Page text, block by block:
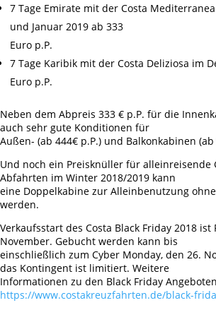
7 Tage Emirate mit der Costa
und Januar 2019 ab 333
Euro p.P.
7 Tage Karibik mit der Costa Deliziosa im
Euro p.P.
Neben dem Abpreis 333 € p.P. für die
auch sehr gute Konditionen für
Außen- (ab 444€ p.P.) und Balkonkabinen (ab
Und noch ein Preisknüller für alleinreisende
Abfahrten im Winter 2018/2019 kann
eine Doppelkabine zur Alleinbenutzung
werden.
Verkaufsstart des Costa Black Friday 2018 ist
November. Gebucht werden kann bis
einschließlich zum Cyber Monday, den 26.
das Kontingent ist limitiert. Weitere
Informationen zu den Black Friday
https://www.costakreuzfahrten.de/black-